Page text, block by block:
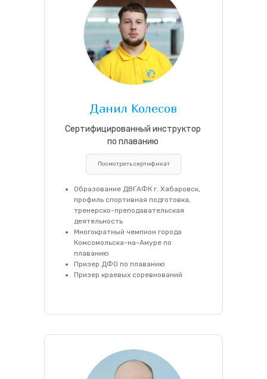
Данил Колесов
Сертифицированный инструктор
по плаванию
Посмотреть сертификат
Образование ДВГАФК г. Хабаровск,
профиль спортивная подготовка,
тренерско-преподавательская
деятельность
Многократный чемпион города
Комсомольска-на-Амуре по
плаванию
Призер ДФО по плаванию
Призер краевых соревнований